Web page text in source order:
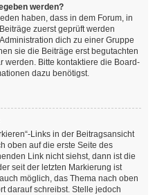
werden?
haben, dass in dem Forum, in
zuerst geprüft werden
dich zu einer Gruppe
sie die Beiträge erst begutachten
werden. Bitte kontaktiere die Board-
dazu benötigst.
Links in der Beitragsansicht
oben auf die erste Seite des
Link nicht siehst, dann ist die
seit der letzten Markierung ist
möglich, das Thema nach oben
darauf schreibst. Stelle jedoch